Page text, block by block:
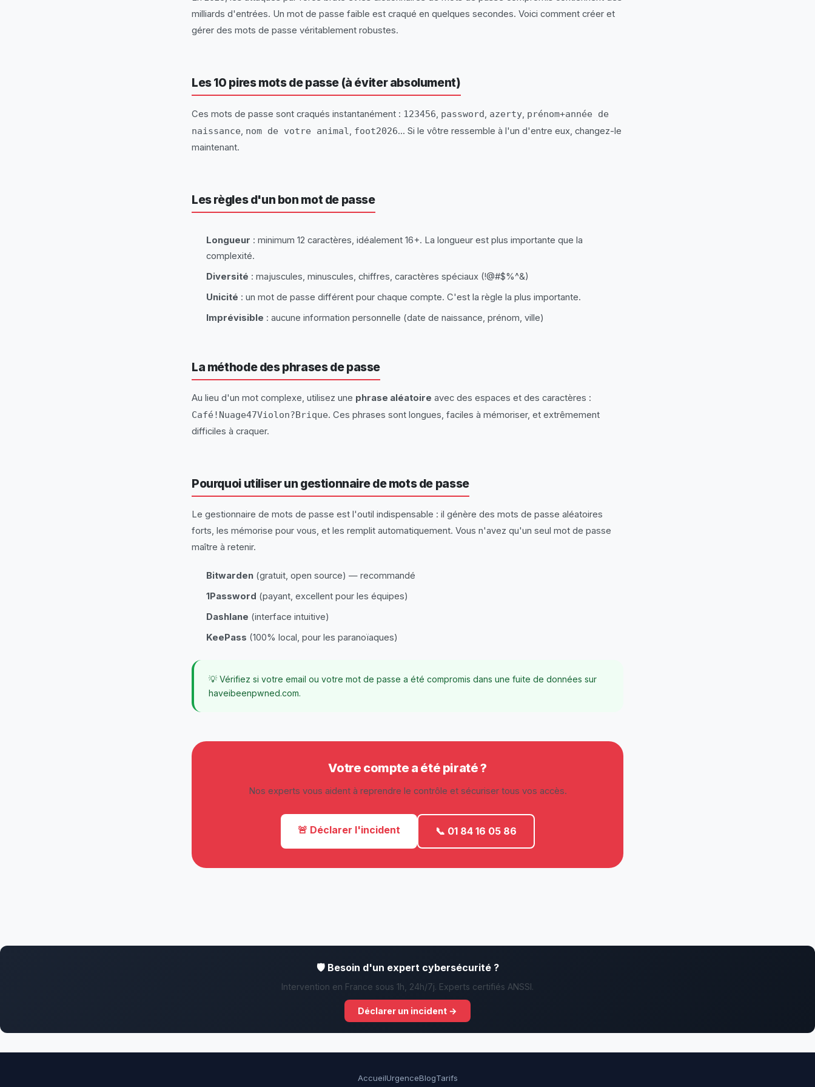
milliards d'entrées. Un mot de passe faible est craqué en quelques secondes. Voici comment créer et
gérer des mots de passe véritablement robustes.
Les 10 pires mots de passe (à éviter absolument)
Ces mots de passe sont craqués instantanément : 123456, password, azerty, prénom+année de
naissance, nom de votre animal , foot2026... Si le vôtre ressemble à l'un d'entre eux, changez-le
maintenant.
Les règles d'un bon mot de passe
Longueur : minimum 12 caractères, idéalement 16+. La longueur est plus importante que la
complexité.
Diversité : majuscules, minuscules, chiffres, caractères spéciaux (!@#$%^&)
Unicité : un mot de passe différent pour chaque compte. C'est la règle la plus importante.
Imprévisible : aucune information personnelle (date de naissance, prénom, ville)
La méthode des phrases de passe
Au lieu d'un mot complexe, utilisez une phrase aléatoire avec des espaces et des caractères :
Café!Nuage47Violon?Brique. Ces phrases sont longues, faciles à mémoriser, et extrêmement
difficiles à craquer.
Pourquoi utiliser un gestionnaire de mots de passe
Le gestionnaire de mots de passe est l'outil indispensable : il génère des mots de passe aléatoires
forts, les mémorise pour vous, et les remplit automatiquement. Vous n'avez qu'un seul mot de passe
maître à retenir.
Bitwarden (gratuit, open source) — recommandé
1Password (payant, excellent pour les équipes)
Dashlane (interface intuitive)
KeePass (100% local, pour les paranoïaques)
💡 Vérifiez si votre email ou votre mot de passe a été compromis dans une fuite de données sur
haveibeenpwned.com.
Votre compte a été piraté ?
Nos experts vous aident à reprendre le contrôle et sécuriser tous vos accès.
🚨 Déclarer l'incident 📞 01 84 16 05 86
🛡️ Besoin d'un expert cybersécurité ?
Intervention en France sous 1h, 24h/7j. Experts certifiés ANSSI.
Déclarer un incident →
AccueilUrgenceBlogTarifs